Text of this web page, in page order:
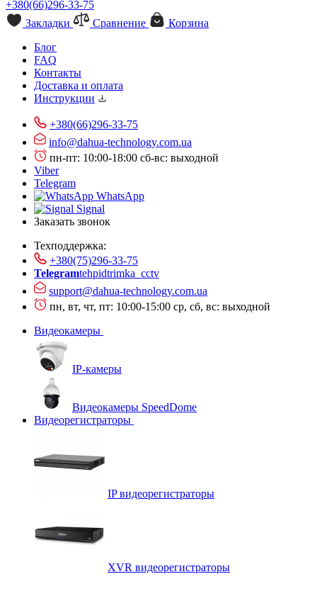
+380(66)296-33-75
Закладки
Сравнение
Корзина
Блог
FAQ
Контакты
Доставка и оплата
Инструкции
+380(66)296-33-75
info@dahua-technology.com.ua
пн-пт: 10:00-18:00 сб-вс: выходной
Viber
Telegram
WhatsApp
Signal
Заказать звонок
Техподдержка:
+380(75)296-33-75
Telegramtehpidtrimka_cctv
support@dahua-technology.com.ua
пн, вт, чт, пт: 10:00-15:00 ср, сб, вс: выходной
Видеокамеры
IP-камеры
Видеокамеры SpeedDome
Видеорегистраторы
IP видеорегистраторы
XVR видеорегистраторы